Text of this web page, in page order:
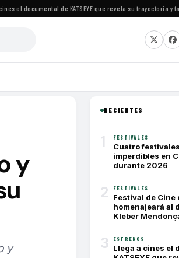
el documental de KATSEYE que revela su trayectoria y
y
y
RECIENTES
1 FESTIVALES
Cuatro
imperdibles en
durante 2026
2 FESTIVALES
Festival de Cine
homenajeará al
Kleber
3 ESTRENOS
Llega a cines el